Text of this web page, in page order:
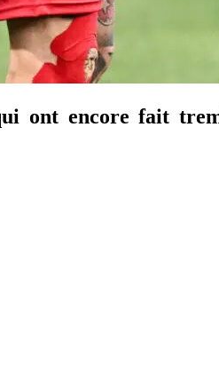
ont encore fait